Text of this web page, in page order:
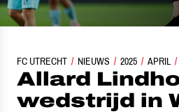
FC UTRECHT NIEUWS 2025 APRIL
ALLARD LINDHOUT FLUIT
Allard
wedstrijd in